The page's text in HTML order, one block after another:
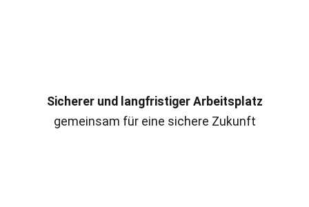
Sicherer und langfristiger Arbeitsplatz
gemeinsam für eine sichere Zukunft